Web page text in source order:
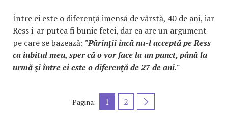
Între ei este o diferenţă imensă de vârstă, 40 de ani, iar
Ress i-ar putea fi bunic fetei, dar ea are un argument
pe care se bazează: "Părinţii încă nu-l acceptă pe Ress
ca iubitul meu, sper că o vor face la un punct, până la
urmă şi între ei este o diferenţă de 27 de ani."
Pagina: 1 2